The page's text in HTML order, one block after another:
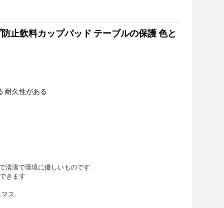
止飲料カップパッド テーブルの保護 色と
耐久性がある
清潔で環境に優しいものです.
きます
ス.